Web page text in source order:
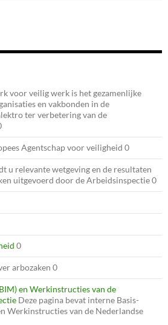
voor veilig werk is het gezamenlijke
en vakbonden in de
ter verbetering van de
Agentschap voor veiligheid 0
u relevante wetgeving en de resultaten
uitgevoerd door de Arbeidsinspectie 0
0
arbozaken 0
en Werkinstructies van de
Deze pagina bevat interne Basis-
Werkinstructies van de Nederlandse